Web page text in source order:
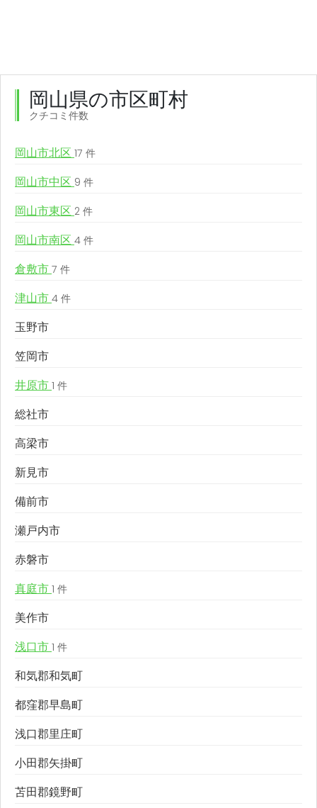
岡山県の市区町村
クチコミ件数
岡山市北区 17 件
岡山市中区 9 件
岡山市東区 2 件
岡山市南区 4 件
倉敷市 7 件
津山市 4 件
玉野市
笠岡市
井原市 1 件
総社市
高梁市
新見市
備前市
瀬戸内市
赤磐市
真庭市 1 件
美作市
浅口市 1 件
和気郡和気町
都窪郡早島町
浅口郡里庄町
小田郡矢掛町
苫田郡鏡野町